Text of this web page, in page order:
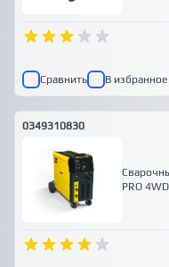
Сравнить В избранное
0349310830
PRO